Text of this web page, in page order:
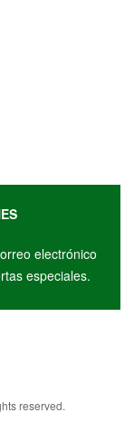
electrónico
especiales.
reserved.